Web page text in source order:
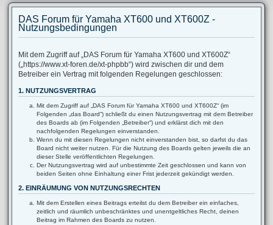
e
DAS Forum für Yamaha XT600 und XT600Z -
Nutzungsbedingungen
Mit dem Zugriff auf „DAS Forum für Yamaha XT600 und XT600Z“
(„https://www.xt-foren.de/xt-phpbb“) wird zwischen dir und dem
Betreiber ein Vertrag mit folgenden Regelungen geschlossen:
1. NUTZUNGSVERTRAG
Mit dem Zugriff auf „DAS Forum für Yamaha XT600 und XT600Z“ (im
Folgenden „das Board“) schließt du einen Nutzungsvertrag mit dem Betreiber
des Boards ab (im Folgenden „Betreiber“) und erklärst dich mit den
nachfolgenden Regelungen einverstanden.
Wenn du mit diesen Regelungen nicht einverstanden bist, so darfst du das
Board nicht weiter nutzen. Für die Nutzung des Boards gelten jeweils die an
dieser Stelle veröffentlichten Regelungen.
Der Nutzungsvertrag wird auf unbestimmte Zeit geschlossen und kann von
beiden Seiten ohne Einhaltung einer Frist jederzeit gekündigt werden.
2. EINRÄUMUNG VON NUTZUNGSRECHTEN
Mit dem Erstellen eines Beitrags erteilst du dem Betreiber ein einfaches,
zeitlich und räumlich unbeschränktes und unentgeltliches Recht, deinen
Beitrag im Rahmen des Boards zu nutzen.